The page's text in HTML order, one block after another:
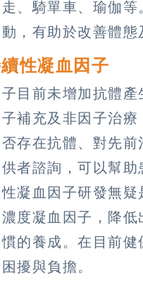
、騎單車、瑜伽等
，有助於改善體態
性凝血因子
目前未增加抗體產
補充及非因子治療
存在抗體、對先前
者諮詢，可以幫助
凝血因子研發無疑
度凝血因子，降低
的養成。在目前健
擾與負擔。